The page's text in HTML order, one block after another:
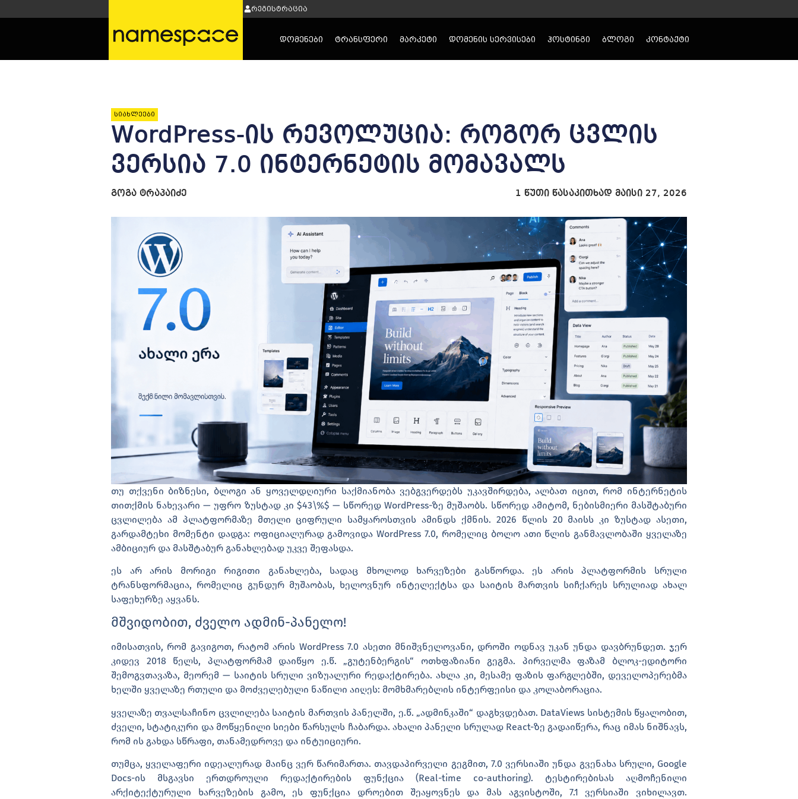
რეგისტრაცია
დომენები ტრანსფერი მარკეტი დომენის სერვისები ჰოსტინგი ბლოგი კონტაქტი
სიახლეები
WordPress-ის რევოლუცია: როგორ ცვლის
ვერსია 7.0 ინტერნეტის მომავალს
გოგა ტრაპაიძე 1 წუთი წასაკითხად მაისი 27, 2026
თუ თქვენი ბიზნესი, ბლოგი ან ყოველდღიური საქმიანობა ვებგვერდებს უკავშირდება, ალბათ იცით, რომ ინტერნეტის
თითქმის ნახევარი — უფრო ზუსტად კი $43\%$ — სწორედ WordPress-ზე მუშაობს. სწორედ ამიტომ, ნებისმიერი მასშტაბური
ცვლილება ამ პლატფორმაზე მთელი ციფრული სამყაროსთვის ამინდს ქმნის. 2026 წლის 20 მაისს კი ზუსტად ასეთი,
გარდამტეხი მომენტი დადგა: ოფიციალურად გამოვიდაWordPress 7.0, რომელიც ბოლო ათი წლის განმავლობაში ყველაზე
ამბიციურ და მასშტაბურ განახლებად უკვე შეფასდა.
ეს არ არის მორიგი რიგითი განახლება, სადაც მხოლოდ ხარვეზები გასწორდა. ეს არის პლატფორმის სრული
ტრანსფორმაცია, რომელიც გუნდურ მუშაობას, ხელოვნურ ინტელექტსა და საიტის მართვის სიჩქარეს სრულიად ახალ
საფეხურზე აყვანს.
მშვიდობით, ძველო ადმინ-პანელო!
იმისათვის, რომ გავიგოთ, რატომ არის WordPress 7.0 ასეთი მნიშვნელოვანი, დროში ოდნავ უკან უნდა დავბრუნდეთ. ჯერ
კიდევ 2018 წელს, პლატფორმამ დაიწყო ე.წ. „გუტენბერგის“ ოთხფაზიანი გეგმა. პირველმა ფაზამ ბლოკ-ედიტორი
შემოგვთავაზა, მეორემ — საიტის სრული ვიზუალური რედაქტირება. ახლა კი, მესამე ფაზის ფარგლებში, დეველოპერებმა
ხელში ყველაზე რთული და მოძველებული ნაწილი აიღეს: მომხმარებლის ინტერფეისი და კოლაბორაცია.
ყველაზე თვალსაჩინო ცვლილება საიტის მართვის პანელში, ე.წ. „ადმინკაში“ დაგხვდებათ. DataViews სისტემის წყალობით,
ძველი, სტატიკური და მოწყენილი სიები წარსულს ჩაბარდა. ახალი პანელი სრულად React-ზე გადაიწერა, რაც იმას ნიშნავს,
რომ ის გახდა სწრაფი, თანამედროვე და ინტუიციური.
თუმცა, ყველაფერი იდეალურად მაინც ვერ წარიმართა. თავდაპირველი გეგმით, 7.0 ვერსიაში უნდა გვენახა სრული, Google
Docs-ის მსგავსი ერთდროული რედაქტირების ფუნქცია (Real-time co-authoring). ტესტირებისას აღმოჩენილი
არქიტექტურული ხარვეზების გამო, ეს ფუნქცია დროებით შეაყოვნეს და მას აგვისტოში, 7.1 ვერსიაში ვიხილავთ.